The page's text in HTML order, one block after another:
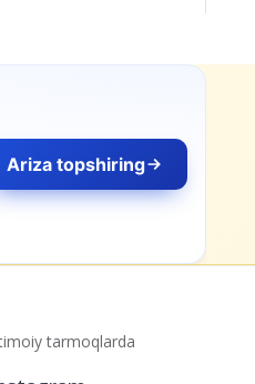
tarmoqlarda